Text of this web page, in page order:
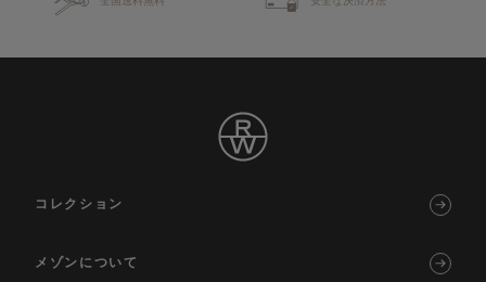
コレクション
メゾンについて